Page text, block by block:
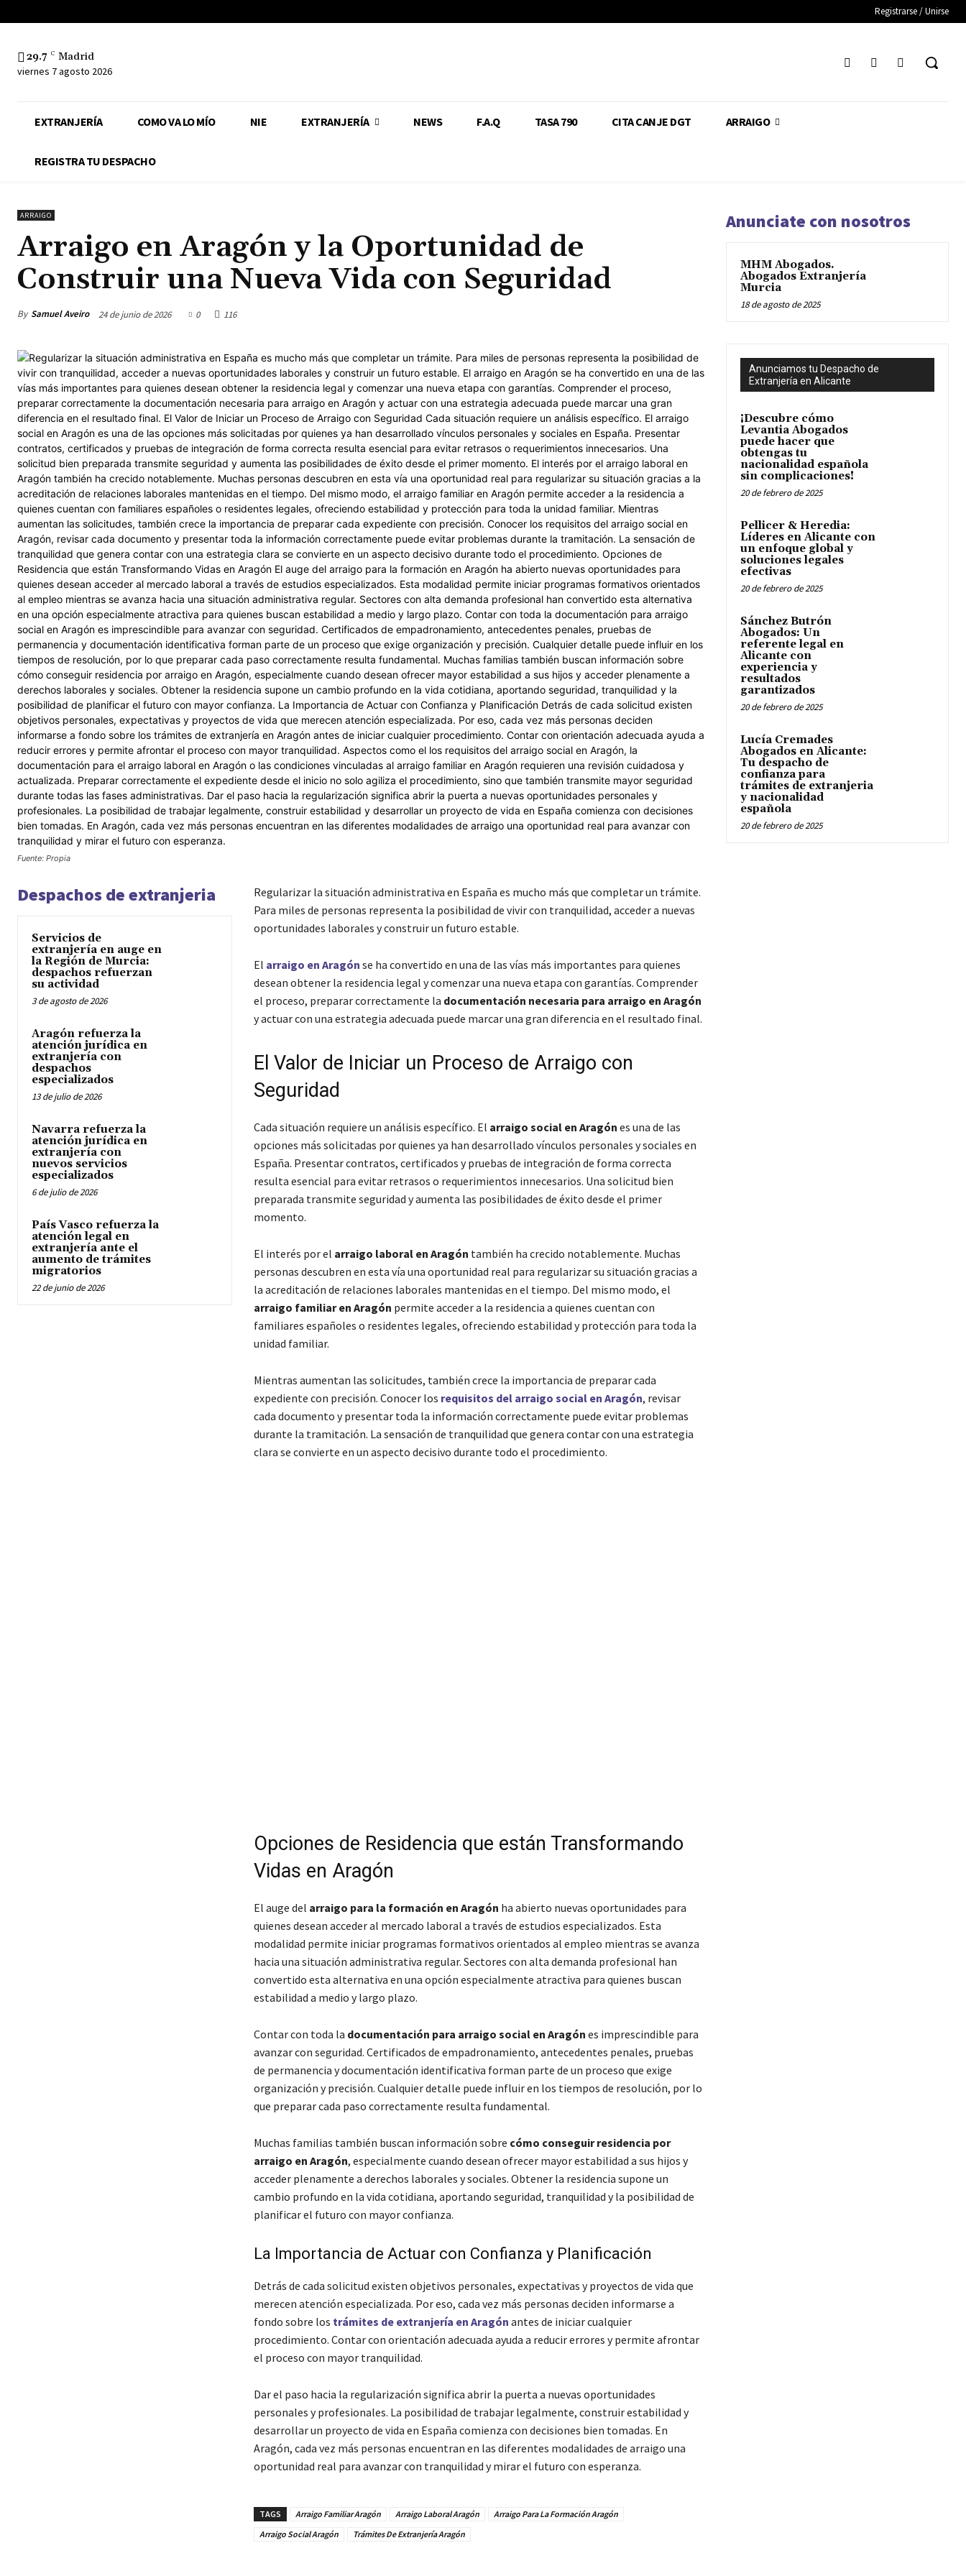
Registrarse / Unirse
29.7 C Madrid
viernes 7 agosto 2026
EXTRANJERÍA COMO VA LO MÍO NIE EXTRANJERÍA NEWS F.A.Q TASA 790 CITA CANJE DGT ARRAIGO
REGISTRA TU DESPACHO
ARRAIGO
Arraigo en Aragón y la Oportunidad de
Construir una Nueva Vida con Seguridad
By Samuel Aveiro 24 de junio de 2026 0 116
Fuente: Propia
Despachos de extranjeria
Servicios de
extranjería en auge en
la Región de Murcia:
despachos refuerzan
su actividad
3 de agosto de 2026
Aragón refuerza la
atención jurídica en
extranjería con
despachos
especializados
13 de julio de 2026
Navarra refuerza la
atención jurídica en
extranjería con
nuevos servicios
especializados
6 de julio de 2026
País Vasco refuerza la
atención legal en
extranjería ante el
aumento de trámites
migratorios
22 de junio de 2026
Regularizar la situación administrativa en España es mucho más que completar un trámite.
Para miles de personas representa la posibilidad de vivir con tranquilidad, acceder a nuevas
oportunidades laborales y construir un futuro estable.
El arraigo en Aragón se ha convertido en una de las vías más importantes para quienes
desean obtener la residencia legal y comenzar una nueva etapa con garantías. Comprender
el proceso, preparar correctamente la documentación necesaria para arraigo en Aragón
y actuar con una estrategia adecuada puede marcar una gran diferencia en el resultado final.
El Valor de Iniciar un Proceso de Arraigo con
Seguridad
Cada situación requiere un análisis específico. El arraigo social en Aragón es una de las
opciones más solicitadas por quienes ya han desarrollado vínculos personales y sociales en
España. Presentar contratos, certificados y pruebas de integración de forma correcta
resulta esencial para evitar retrasos o requerimientos innecesarios. Una solicitud bien
preparada transmite seguridad y aumenta las posibilidades de éxito desde el primer
momento.
El interés por el arraigo laboral en Aragón también ha crecido notablemente. Muchas
personas descubren en esta vía una oportunidad real para regularizar su situación gracias a
la acreditación de relaciones laborales mantenidas en el tiempo. Del mismo modo, el
arraigo familiar en Aragón permite acceder a la residencia a quienes cuentan con
familiares españoles o residentes legales, ofreciendo estabilidad y protección para toda la
unidad familiar.
Mientras aumentan las solicitudes, también crece la importancia de preparar cada
expediente con precisión. Conocer los requisitos del arraigo social en Aragón, revisar
cada documento y presentar toda la información correctamente puede evitar problemas
durante la tramitación. La sensación de tranquilidad que genera contar con una estrategia
clara se convierte en un aspecto decisivo durante todo el procedimiento.
Opciones de Residencia que están Transformando
Vidas en Aragón
El auge del arraigo para la formación en Aragón ha abierto nuevas oportunidades para
quienes desean acceder al mercado laboral a través de estudios especializados. Esta
modalidad permite iniciar programas formativos orientados al empleo mientras se avanza
hacia una situación administrativa regular. Sectores con alta demanda profesional han
convertido esta alternativa en una opción especialmente atractiva para quienes buscan
estabilidad a medio y largo plazo.
Contar con toda la documentación para arraigo social en Aragón es imprescindible para
avanzar con seguridad. Certificados de empadronamiento, antecedentes penales, pruebas
de permanencia y documentación identificativa forman parte de un proceso que exige
organización y precisión. Cualquier detalle puede influir en los tiempos de resolución, por lo
que preparar cada paso correctamente resulta fundamental.
Muchas familias también buscan información sobre cómo conseguir residencia por
arraigo en Aragón, especialmente cuando desean ofrecer mayor estabilidad a sus hijos y
acceder plenamente a derechos laborales y sociales. Obtener la residencia supone un
cambio profundo en la vida cotidiana, aportando seguridad, tranquilidad y la posibilidad de
planificar el futuro con mayor confianza.
La Importancia de Actuar con Confianza y Planificación
Detrás de cada solicitud existen objetivos personales, expectativas y proyectos de vida que
merecen atención especializada. Por eso, cada vez más personas deciden informarse a
fondo sobre los trámites de extranjería en Aragón antes de iniciar cualquier
procedimiento. Contar con orientación adecuada ayuda a reducir errores y permite afrontar
el proceso con mayor tranquilidad.
Dar el paso hacia la regularización significa abrir la puerta a nuevas oportunidades
personales y profesionales. La posibilidad de trabajar legalmente, construir estabilidad y
desarrollar un proyecto de vida en España comienza con decisiones bien tomadas. En
Aragón, cada vez más personas encuentran en las diferentes modalidades de arraigo una
oportunidad real para avanzar con tranquilidad y mirar el futuro con esperanza.
TAGS Arraigo Familiar Aragón Arraigo Laboral Aragón
Arraigo Para La Formación Aragón
Arraigo Social Aragón
Trámites De Extranjería Aragón
Anunciate con nosotros
MHM Abogados.
Abogados Extranjería
Murcia
18 de agosto de 2025
Anunciamos tu Despacho de
Extranjería en Alicante
¡Descubre cómo
Levantia Abogados
puede hacer que
obtengas tu
nacionalidad española
sin complicaciones!
20 de febrero de 2025
Pellicer & Heredia:
Líderes en Alicante con
un enfoque global y
soluciones legales
efectivas
20 de febrero de 2025
Sánchez Butrón
Abogados: Un
referente legal en
Alicante con
experiencia y
resultados
garantizados
20 de febrero de 2025
Lucía Cremades
Abogados en Alicante:
Tu despacho de
confianza para
trámites de extranjeria
y nacionalidad
española
20 de febrero de 2025